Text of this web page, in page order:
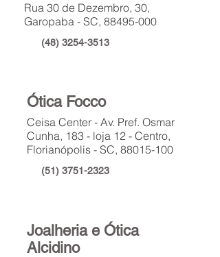
Rua 30 de Dezembro, 30,
Garopaba - SC, 88495-000
(48) 3254-3513
Ótica Focco
Ceisa Center - Av. Pref. Osmar
Cunha, 183 - loja 12 - Centro,
Florianópolis - SC, 88015-100
(51) 3751-2323
Joalheria e Ótica
Alcidino